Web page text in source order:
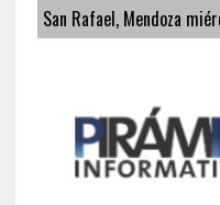
San Rafael, Mendoza